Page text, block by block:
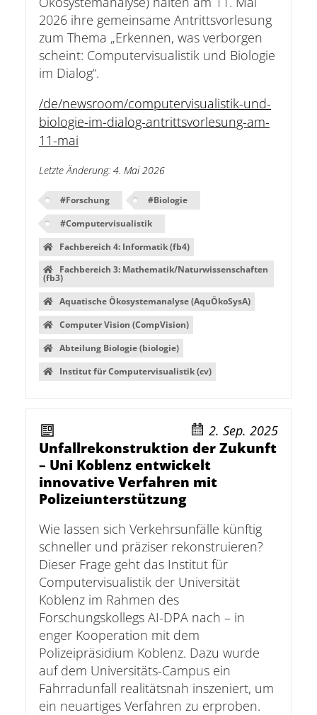
2026 ihre gemeinsame Antrittsvorlesung
zum Thema „Erkennen, was verborgen
scheint: Computervisualistik und Biologie
im Dialog“.
/de/newsroom/computervisualistik-und-
biologie-im-dialog-antrittsvorlesung-am-
11-mai
Letzte Änderung: 4. Mai 2026
#Forschung #Biologie
#Computervisualistik
Fachbereich 4: Informatik (fb4)
Fachbereich 3: Mathematik/Naturwissenschaften
(fb3)
Aquatische Ökosystemanalyse (AquÖkoSysA)
Computer Vision (CompVision)
Abteilung Biologie (biologie)
Institut für Computervisualistik (cv)
2. Sep. 2025
Unfallrekonstruktion der Zukunft
– Uni Koblenz entwickelt
innovative Verfahren mit
Polizeiunterstützung
Wie lassen sich Verkehrsunfälle künftig
schneller und präziser rekonstruieren?
Dieser Frage geht das Institut für
Computervisualistik der Universität
Koblenz im Rahmen des
Forschungskollegs AI-DPA nach – in
enger Kooperation mit dem
Polizeipräsidium Koblenz. Dazu wurde
auf dem Universitäts-Campus ein
Fahrradunfall realitätsnah inszeniert, um
ein neuartiges Verfahren zu erproben.